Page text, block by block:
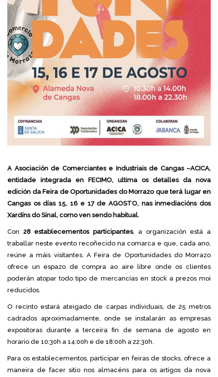
A Asociación de Comerciantes e Industriais de Cangas –ACICA,
entidade integrada en FECIMO, ultima os detalles da nova
edición da Feira de Oportunidades do Morrazo que terá lugar en
Cangas os días 15, 16 e 17 de AGOSTO, nas inmediacións dos
Xardíns do Sinal, como ven sendo habitual.
Con 28 establecementos participantes, a organización está a
traballar neste evento recoñecido na comarca e que, cada ano,
reúne a máis visitantes. A Feira de Oportunidades do Morrazo
ofrece un espazo de compra ao aire libre onde os clientes
poderán atopar todo tipo de mercancías en stock a prezos moi
reducidos.
O recinto estará ateigado de carpas individuais, de 25 metros
cadrados aproximadamente, onde se instalarán as empresas
expositoras durante a terceira fin de semana de agosto en
horario de 10:30h a 14:00h e de 18:00h a 22:30h.
Para os establecementos, participar en feiras de stocks, ofrece a
maneira de facer sitio nos almacéns para os artigos da nova